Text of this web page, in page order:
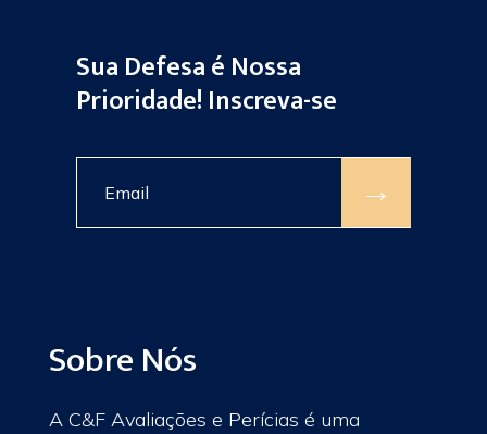
Sua Defesa é Nossa
Prioridade! Inscreva-se
→
Sobre Nós
A C&F Avaliações e Perícias é uma